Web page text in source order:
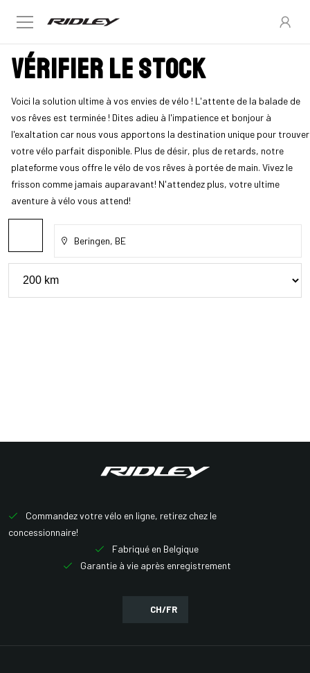
Vérifier le stock
Voici la solution ultime à vos envies de vélo ! L'attente de la balade de
vos rêves est terminée ! Dites adieu à l'impatience et bonjour à
l'exaltation car nous vous apportons la destination unique pour trouver
votre vélo parfait disponible. Plus de désir, plus de retards, notre
plateforme vous offre le vélo de vos rêves à portée de main. Vivez le
frisson comme jamais auparavant! N'attendez plus, votre ultime
aventure à vélo vous attend!
Beringen, BE
Commandez votre vélo en ligne, retirez chez le
concessionnaire!
Fabriqué en Belgique
Garantie à vie après enregistrement
CH/FR